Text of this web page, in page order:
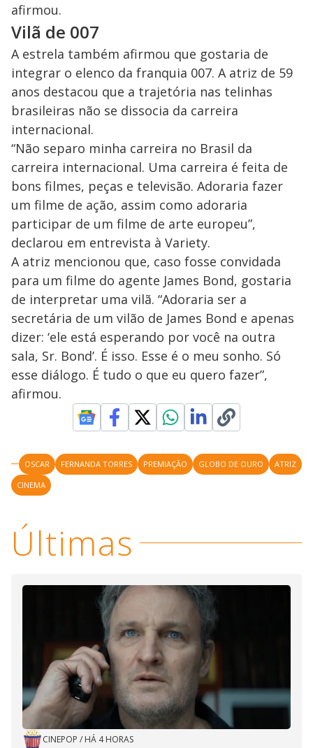
afirmou.
Vilã de 007
A estrela também afirmou que gostaria de
integrar o elenco da franquia 007. A atriz de 59
anos destacou que a trajetória nas telinhas
brasileiras não se dissocia da carreira
internacional.
“Não separo minha carreira no Brasil da
carreira internacional. Uma carreira é feita de
bons filmes, peças e televisão. Adoraria fazer
um filme de ação, assim como adoraria
participar de um filme de arte europeu”,
declarou em entrevista à Variety.
A atriz mencionou que, caso fosse convidada
para um filme do agente James Bond, gostaria
de interpretar uma vilã. “Adoraria ser a
secretária de um vilão de James Bond e apenas
dizer: ‘ele está esperando por você na outra
sala, Sr. Bond’. É isso. Esse é o meu sonho. Só
esse diálogo. É tudo o que eu quero fazer”,
afirmou.
OSCAR FERNANDA TORRES PREMIAÇÃO GLOBO DE OURO
ATRIZ
CINEMA
Últimas
CINEPOP / HÁ 4 HORAS